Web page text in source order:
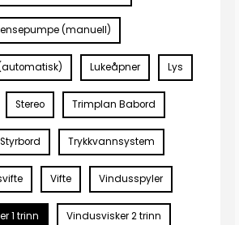
(manuell)
Lukeåpner Lys
Stereo Trimplan Babord
Trykkvannsystem
Vifte Vindusspyler
1 trinn Vindusvisker 2 trinn